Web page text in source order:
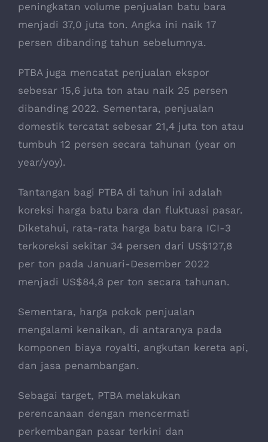
peningkatan volume penjualan batu bara
menjadi 37,0 juta ton. Angka ini naik 17
persen dibanding tahun sebelumnya.
PTBA juga mencatat penjualan ekspor
sebesar 15,6 juta ton atau naik 25 persen
dibanding 2022. Sementara, penjualan
domestik tercatat sebesar 21,4 juta ton atau
tumbuh 12 persen secara tahunan (year on
year/yoy).
Tantangan bagi PTBA di tahun ini adalah
koreksi harga batu bara dan fluktuasi pasar.
Diketahui, rata-rata harga batu bara ICI-3
terkoreksi sekitar 34 persen dari US$127,8
per ton pada Januari-Desember 2022
menjadi US$84,8 per ton secara tahunan.
Sementara, harga pokok penjualan
mengalami kenaikan, di antaranya pada
komponen biaya royalti, angkutan kereta api,
dan jasa penambangan.
Sebagai target, PTBA melakukan
perencanaan dengan mencermati
perkembangan pasar terkini dan